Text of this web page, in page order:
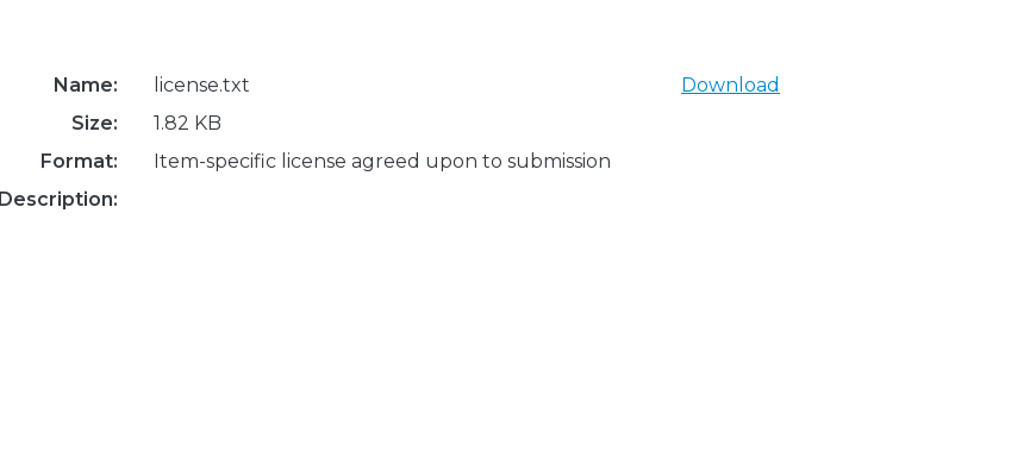
Name:
license.txt
Size:
1.82 KB
Format:
Item-specific license agreed upon to submission
Description:
Download